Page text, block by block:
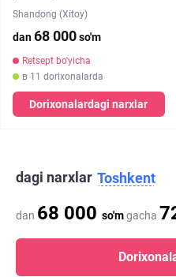
Shandong (Xitoy)
dan68 000so'm
Retsept bo'yicha
в 11 dorixonalarda
Dorixonalardagi narxlar
dagi narxlar Toshkent
dan 68 000 so'mgacha